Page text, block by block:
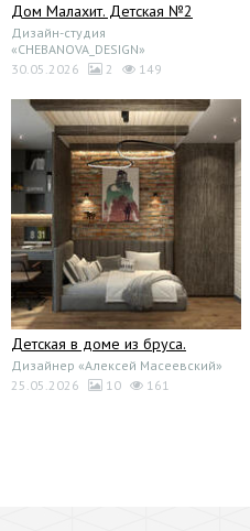
Дом Малахит. Детская №2
Дизайн-студия
«CHEBANOVA_DESIGN»
30.05.2026
2 149
Детская в доме из бруса.
Дизайнер «Алексей Масеевский»
25.05.2026
10 161